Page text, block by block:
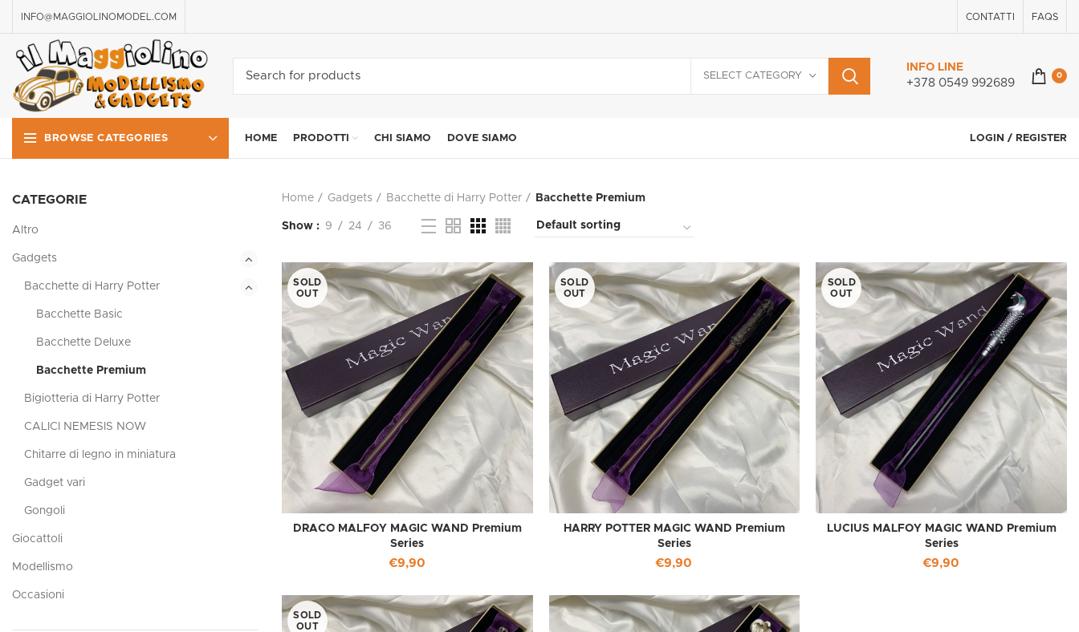
INFO@MAGGIOLINOMODEL.COM CONTATTI FAQS
SELECT CATEGORY
INFO LINE
+378 0549 992689
0
BROWSE CATEGORIES HOME PRODOTTI CHI SIAMO DOVE SIAMO LOGIN / REGISTER
CATEGORIE
Altro
Gadgets
Bacchette di Harry Potter
Bacchette Basic
Bacchette Deluxe
Bacchette Premium
Bigiotteria di Harry Potter
CALICI NEMESIS NOW
Chitarre di legno in miniatura
Gadget vari
Gongoli
Giocattoli
Modellismo
Occasioni
Home Gadgets Bacchette di Harry Potter Bacchette Premium
Show 9 24 36
SOLD
OUT
DRACO MALFOY MAGIC WAND Premium
Series
€9,90
SOLD
OUT
HARRY POTTER MAGIC WAND Premium
Series
€9,90
SOLD
OUT
LUCIUS MALFOY MAGIC WAND Premium
Series
€9,90
SOLD
OUT